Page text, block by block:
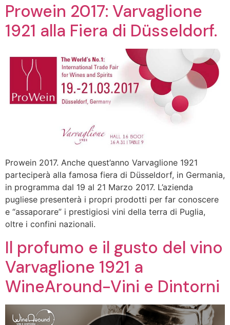
Prowein 2017: Varvaglione
1921 alla Fiera di Düsseldorf.
Prowein 2017. Anche quest’anno Varvaglione 1921
parteciperà alla famosa fiera di Düsseldorf, in Germania,
in programma dal 19 al 21 Marzo 2017. L’azienda
pugliese presenterà i propri prodotti per far conoscere
e “assaporare” i prestigiosi vini della terra di Puglia,
oltre i confini nazionali.
Il profumo e il gusto del vino
Varvaglione 1921 a
WineAround-Vini e Dintorni